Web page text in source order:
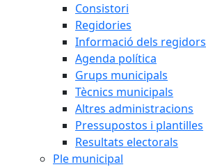
Consistori
Regidories
Informació dels regidors
Agenda política
Grups municipals
Tècnics municipals
Altres administracions
Pressupostos i plantilles
Resultats electorals
Ple municipal